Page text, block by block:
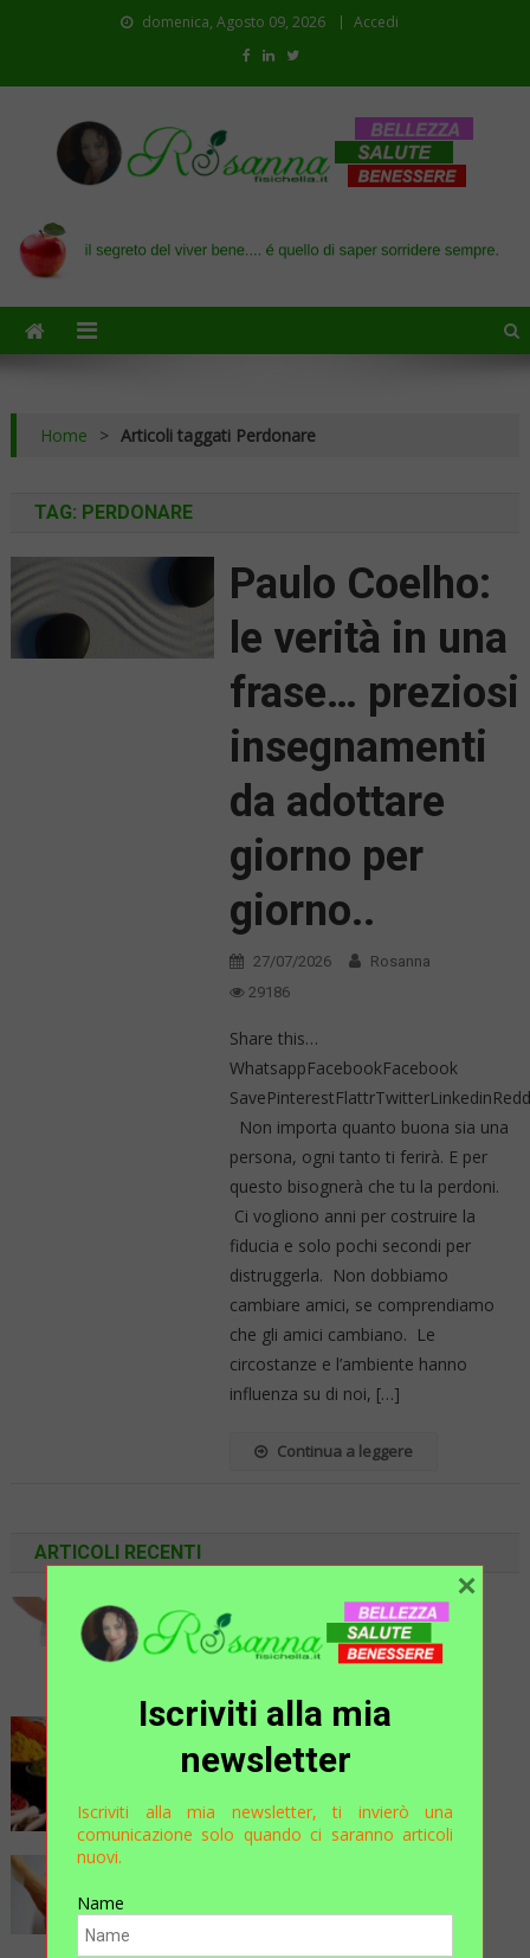
domenica, Agosto 09, 2026 Accedi
Il blog di Rosanna
Home > Articoli taggati Perdonare
TAG: PERDONARE
Paulo Coelho:
le verità in una
frase… preziosi
insegnamenti
da adottare
giorno per
giorno..
27/07/2026
Rosanna
29186
Share this…
WhatsappFacebookFacebook
Non importa quanto buona sia una
persona, ogni tanto ti ferirà. E per
questo bisognerà che tu la perdoni.
Ci vogliono anni per costruire la
fiducia e solo pochi secondi per
distruggerla. Non dobbiamo
cambiare amici, se comprendiamo
che gli amici cambiano. Le
circostanze e l’ambiente hanno
influenza su di noi, […]
Continua a leggere
ARTICOLI RECENTI
…..STRANI DISTURBI
GASTROINTESTINALI!
CUCINA?
Iscriviti alla mia
newsletter
Iscriviti alla mia newsletter, ti invierò una
comunicazione solo quando ci saranno articoli
nuovi.
Name
×